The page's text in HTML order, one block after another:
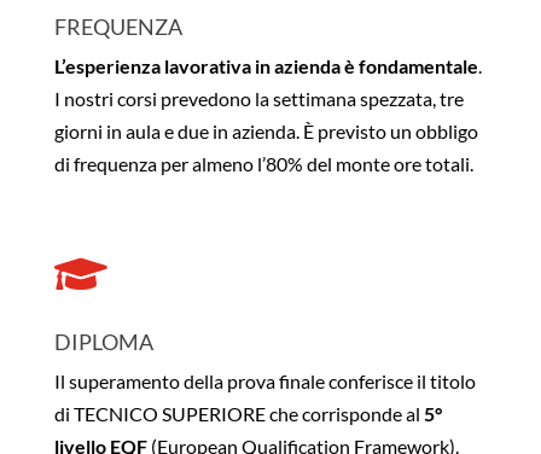
FREQUENZA
L’esperienza lavorativa in azienda è fondamentale
I nostri corsi prevedono la settimana spezzata, tre
giorni in aula e due in azienda. È previsto un obbligo
di frequenza per almeno l’80% del monte ore totali.

DIPLOMA
Il superamento della prova finale conferisce il titolo
di TECNICO SUPERIORE che corrisponde al 5°
livello EQF(European Qualification Framework).